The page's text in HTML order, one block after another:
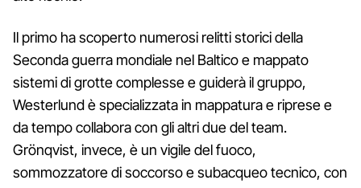
Il primo ha scoperto numerosi relitti storici della
Seconda guerra mondiale nel Baltico e mappato
sistemi di grotte complesse e guiderà il gruppo,
Westerlund è specializzata in mappatura e riprese e
da tempo collabora con gli altri due del team.
Grönqvist, invece, è un vigile del fuoco,
sommozzatore di soccorso e subacqueo tecnico, con